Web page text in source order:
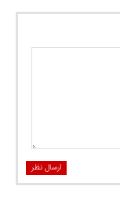
ارسال نظر